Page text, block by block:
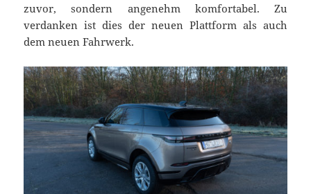
zuvor, sondern angenehm komfortabel. Zu
verdanken ist dies der neuen Plattform als auch
dem neuen Fahrwerk.